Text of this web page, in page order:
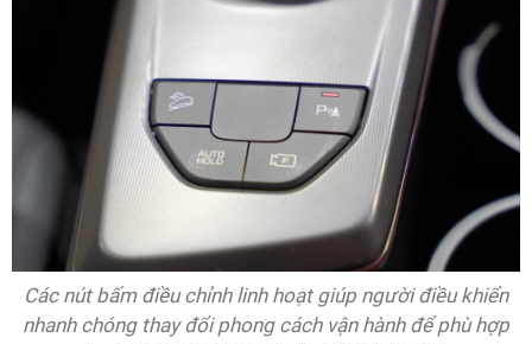
Các nút bấm điều chỉnh linh hoạt giúp người điều khiển
nhanh chóng thay đổi phong cách vận hành để phù hợp